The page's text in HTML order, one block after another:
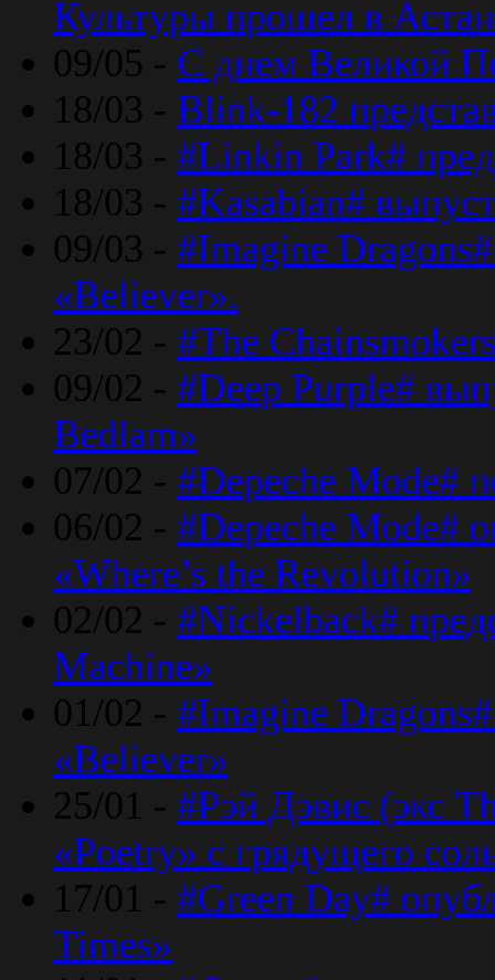
Культуры прошел в
09/05 - С днем Великой
18/03 - Blink-182
18/03 - #Linkin Park#
18/03 - #Kasabian#
09/03 - #Imagine
«Believer».
23/02 - #The
09/02 - #Deep Purple#
Bedlam»
07/02 - #Depeche Mode#
06/02 - #Depeche Mode#
«Where’s the Revolution»
02/02 - #Nickelback#
Machine»
01/02 - #Imagine
«Believer»
25/01 - #Рэй Дэвис (экс
«Poetry» с грядущего
17/01 - #Green Day#
Times»